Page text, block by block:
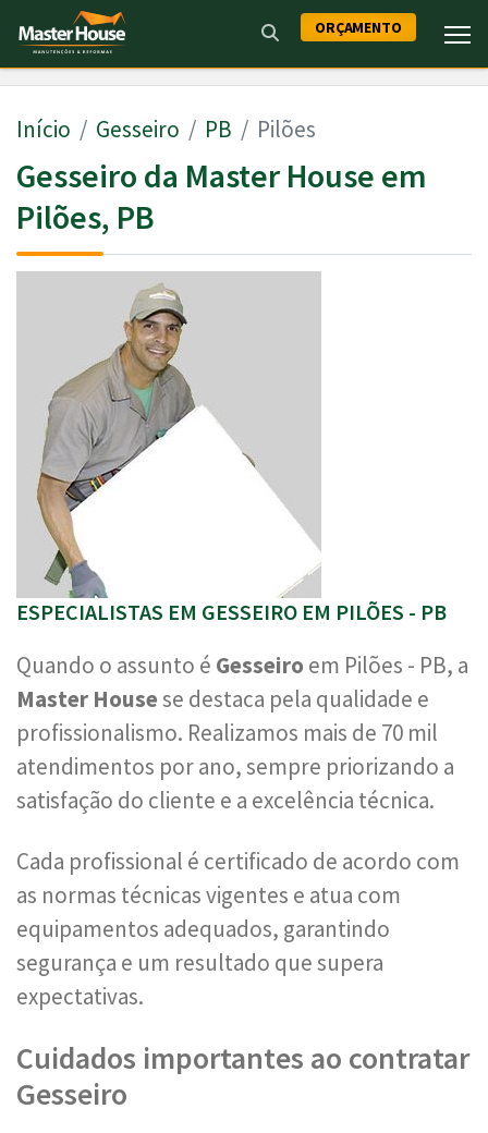
ORÇAMENTO
Início Gesseiro PB Pilões
Gesseiro da Master House em
Pilões, PB
ESPECIALISTAS EM GESSEIRO EM PILÕES - PB
Quando o assunto é Gesseiro em Pilões - PB, a
Master Housese destaca pela qualidade e
profissionalismo. Realizamos mais de 70 mil
atendimentos por ano, sempre priorizando a
satisfação do cliente e a excelência técnica.
Cada profissional é certificado de acordo com
as normas técnicas vigentes e atua com
equipamentos adequados, garantindo
segurança e um resultado que supera
expectativas.
Cuidados importantes ao contratar
Gesseiro